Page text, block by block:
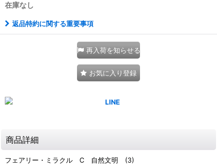
在庫なし
返品特約に関する重要事項
再入荷を知らせる
お気に入り登録
商品詳細
フェアリー・ミラクル C 自然文明 (3)